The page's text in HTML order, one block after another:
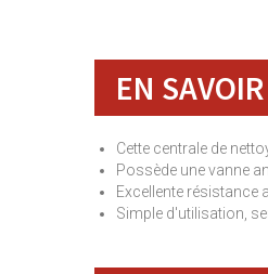
EN
Cette centrale de
Possède une vanne
Excellente résistance
Simple d'utilisation,